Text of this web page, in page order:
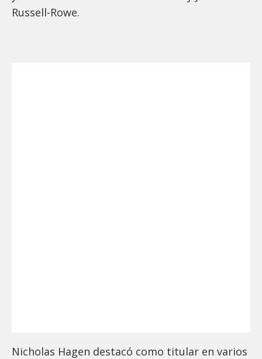
Russell-Rowe.
Nicholas Hagen destacó como titular en varios